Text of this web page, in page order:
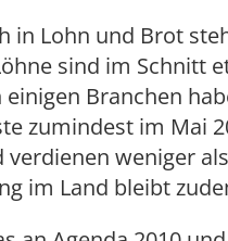
in Lohn und Brot
sind im Schnitt
Branchen
zumindest im Mai
weniger
im Land bleibt